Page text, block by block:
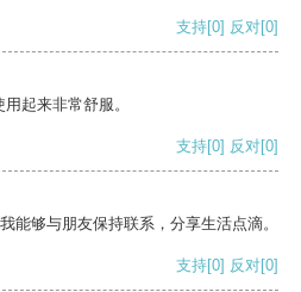
支持[0] 反对[0]
起来非常舒服。
支持[0] 反对[0]
能够与朋友保持联系，分享生活点滴。
支持[0] 反对[0]